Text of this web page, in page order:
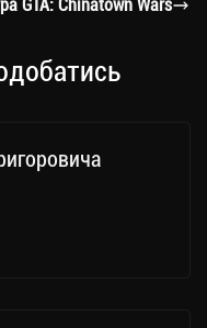
GTA: Chinatown Wars